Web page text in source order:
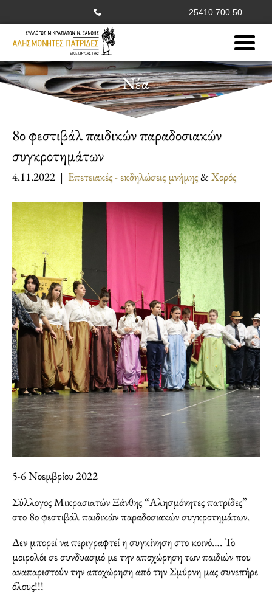
25410 700 50
Νέα
8ο φεστιβάλ παιδικών παραδοσιακών
συγκροτημάτων
4.11.2022 | Επετειακές - εκδηλώσεις μνήμης&Χορός
5-6 Νοεμβρίου 2022
Σύλλογος Μικρασιατών Ξάνθης “Αλησμόνητες πατρίδες”
στο 8ο φεστιβάλ παιδικών παραδοσιακών συγκροτημάτων.
Δεν μπορεί να περιγραφτεί η συγκίνηση στο κοινό…. Το
μοιρολόι σε συνδυασμό με την αποχώρηση των παιδιών που
αναπαριστούν την αποχώρηση από την Σμύρνη μας συνεπήρε
όλους!!!